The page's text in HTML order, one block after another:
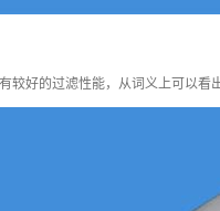
好的过滤性能，从词义上可以看